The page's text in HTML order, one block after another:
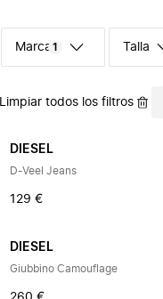
Marca 1 Talla
Limpiar todos los filtros
DIESEL
D-Veel Jeans
129 €
DIESEL
Giubbino Camouflage